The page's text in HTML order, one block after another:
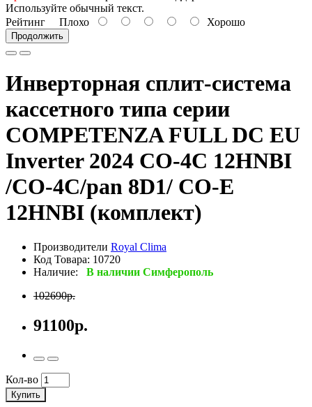
Используйте обычный текст.
Рейтинг Плохо Хорошо
Продолжить
Инверторная сплит-система
кассетного типа серии
COMPETENZA FULL DC EU
Inverter 2024 CO-4C 12HNBI
/CO-4C/pan 8D1/ CO-E
12HNBI (комплект)
Производители Royal Clima
Код Товара: 10720
Наличие:
В наличии Симферополь
102690р.
91100р.
Кол-во
Купить